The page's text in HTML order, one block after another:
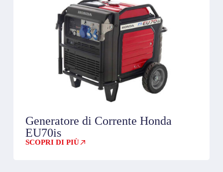
Generatore di Corrente Honda
EU70is
SCOPRI DI PIÙ